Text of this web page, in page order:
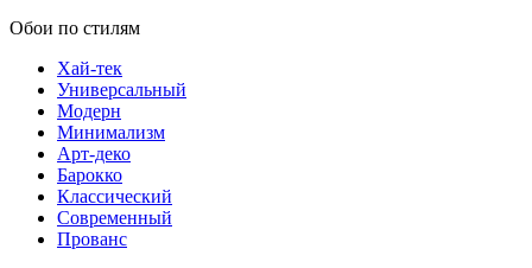
Обои по стилям
Хай-тек
Универсальный
Модерн
Минимализм
Арт-деко
Барокко
Классический
Современный
Прованс